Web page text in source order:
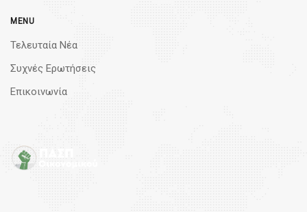
MENU
Τελευταία Νέα
Συχνές Ερωτήσεις
Επικοινωνία